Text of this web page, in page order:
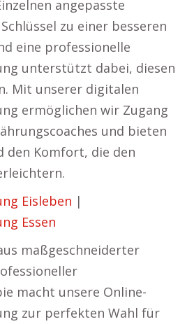
angepasste
zu einer besseren
eine professionelle
unterstützt dabei, diesen
Mit unserer digitalen
ermöglichen wir Zugang
und bieten
den Komfort, die den
Eisleben |
Essen
maßgeschneiderter
macht unsere Online-
zur perfekten Wahl für